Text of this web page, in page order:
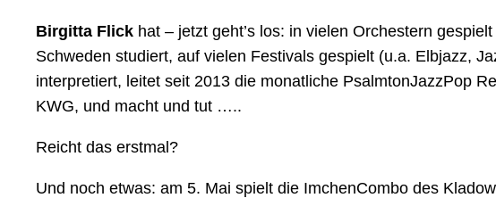
Birgitta Flick hat – jetzt geht’s los: in vielen Orchestern
Schweden studiert, auf vielen Festivals gespielt (u.a. Elbjazz,
interpretiert, leitet seit 2013 die monatliche PsalmtonJazzPop
KWG, und macht und tut …..
Reicht das erstmal?
Und noch etwas: am 5. Mai spielt die ImchenCombo des